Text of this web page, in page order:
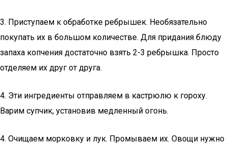
3. Приступаем к обработке ребрышек. Необязательно
покупать их в большом количестве. Для придания блюду
запаха копчения достаточно взять 2-3 ребрышка. Просто
отделяем их друг от друга.
4. Эти ингредиенты отправляем в кастрюлю к гороху.
Варим супчик, установив медленный огонь.
4. Очищаем морковку и лук. Промываем их. Овощи нужно